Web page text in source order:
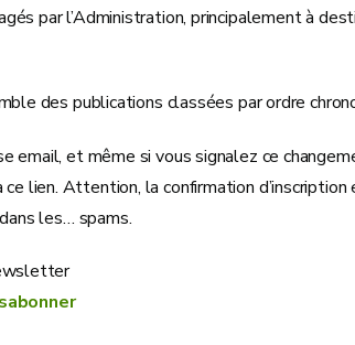
par l’Administration, principalement à
des publications classées par ordre
email, et même si vous signalez ce
ce lien. Attention, la confirmation
les… spams.